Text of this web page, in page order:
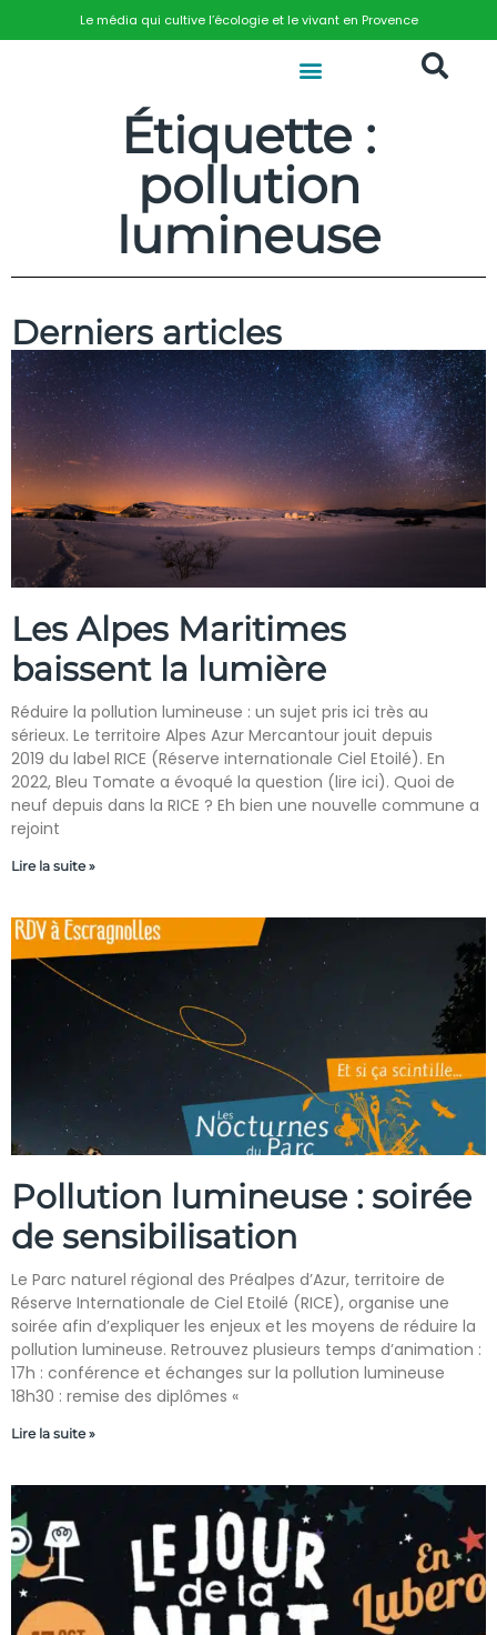
Le média qui cultive l’écologie et le vivant en Provence
Étiquette :
pollution
lumineuse
Derniers articles
Les Alpes Maritimes
baissent la lumière
Réduire la pollution lumineuse : un sujet pris ici très au
sérieux. Le territoire Alpes Azur Mercantour jouit depuis
2019 du label RICE (Réserve internationale Ciel Etoilé). En
2022, Bleu Tomate a évoqué la question (lire ici). Quoi de
neuf depuis dans la RICE ? Eh bien une nouvelle commune a
rejoint
Lire la suite »
Pollution lumineuse : soirée
de sensibilisation
Le Parc naturel régional des Préalpes d’Azur, territoire de
Réserve Internationale de Ciel Etoilé (RICE), organise une
soirée afin d’expliquer les enjeux et les moyens de réduire la
pollution lumineuse. Retrouvez plusieurs temps d’animation :
17h : conférence et échanges sur la pollution lumineuse
18h30 : remise des diplômes «
Lire la suite »